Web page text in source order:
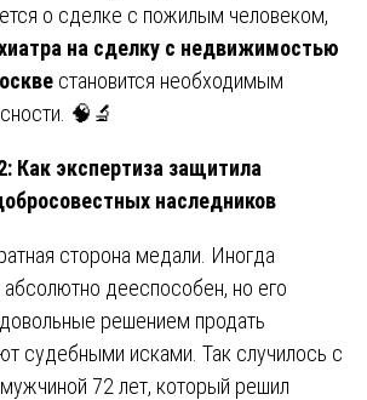
о сделке с пожилым человеком,
на сделку с недвижимостью
становится необходимым
🧠🔬
Как экспертиза защитила
наследников
сторона медали. Иногда
дееспособен, но его
решением продать
судебными исками. Так случилось с
72 лет, который решил